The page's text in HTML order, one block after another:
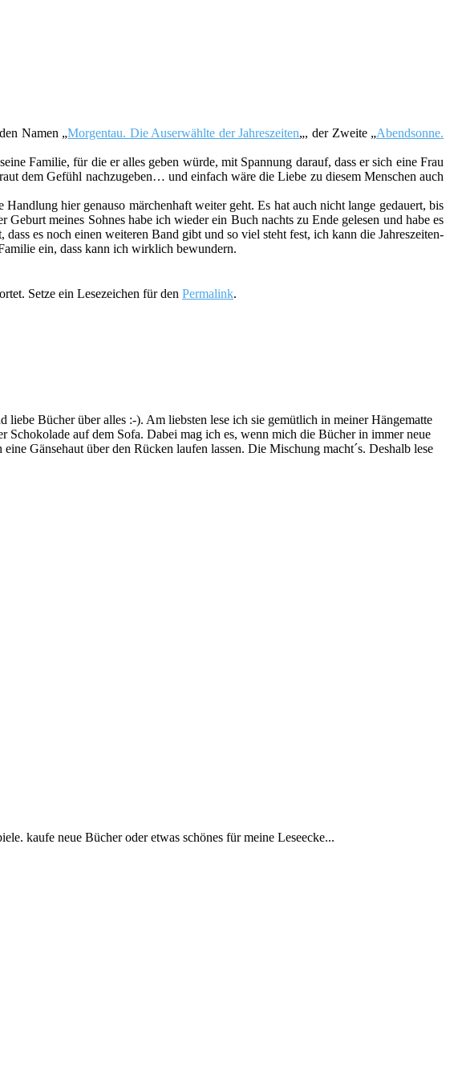
Namen „Morgentau. Die Auserwählte der Jahreszeiten„, der Zweite „Abendsonne.
Familie, für die er alles geben würde, mit Spannung darauf, dass er sich eine Frau
dem Gefühl nachzugeben… und einfach wäre die Liebe zu diesem Menschen auch
hier genauso märchenhaft weiter geht. Es hat auch nicht lange gedauert, bis
meines Sohnes habe ich wieder ein Buch nachts zu Ende gelesen und habe es
es noch einen weiteren Band gibt und so viel steht fest, ich kann die Jahreszeiten-
ein, dass kann ich wirklich bewundern.
Setze ein Lesezeichen für den Permalink.
Bücher über alles :-). Am liebsten lese ich sie gemütlich in meiner Hängematte
Schokolade auf dem Sofa. Dabei mag ich es, wenn mich die Bücher in immer neue
Gänsehaut über den Rücken laufen lassen. Die Mischung macht´s. Deshalb lese
kaufe neue Bücher oder etwas schönes für meine Leseecke...